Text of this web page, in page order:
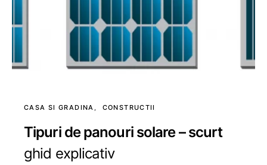
CASA SI GRADINA CONSTRUCTII
Tipuri de panouri solare – scurt
ghid explicativ